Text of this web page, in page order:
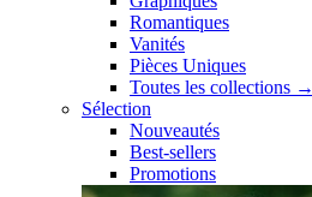
Romantiques
Vanités
Pièces Uniques
Toutes les collections →
Sélection
Nouveautés
Best-sellers
Promotions